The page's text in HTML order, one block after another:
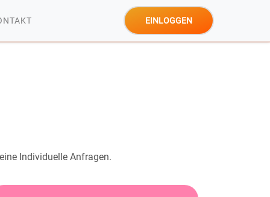
EINLOGGEN
Individuelle Anfragen.